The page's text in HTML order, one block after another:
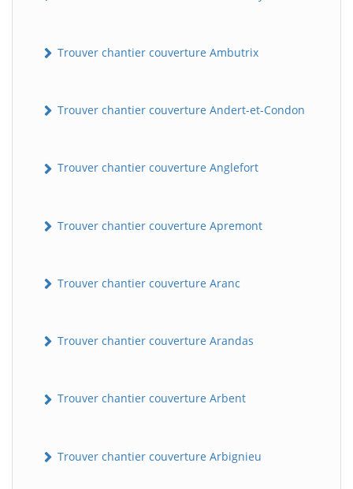
Trouver chantier couverture Ambutrix
Trouver chantier couverture Andert-et-Condon
Trouver chantier couverture Anglefort
Trouver chantier couverture Apremont
Trouver chantier couverture Aranc
Trouver chantier couverture Arandas
Trouver chantier couverture Arbent
Trouver chantier couverture Arbignieu